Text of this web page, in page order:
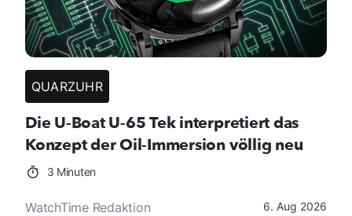
QUARZUHR
Die U-Boat U-65 Tek interpretiert das
Konzept der Oil-Immersion völlig neu
3 Minuten
WatchTime Redaktion 6. Aug 2026